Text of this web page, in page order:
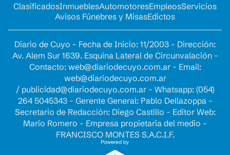
ClasificadosInmueblesAutomotoresEmpleosServicios
Avisos Fúnebres y MisasEdictos
Diario de Cuyo - Fecha de Inicio: 11/2003 - Dirección:
Av. Alem Sur 1639. Esquina Lateral de Circunvalación -
Contacto: web@diariodecuyo.com.ar- Email:
web@diariodecuyo.com.ar
/ publicidad@diariodecuyo.com.ar- Whatsapp: (054)
264 5045343 - Gerente General: Pablo Dellazoppa -
Secretario de Redacción: Diego Castillo - Editor Web:
Mario Romero - Empresa propietaria del medio -
FRANCISCO MONTES S.A.C.I.F.